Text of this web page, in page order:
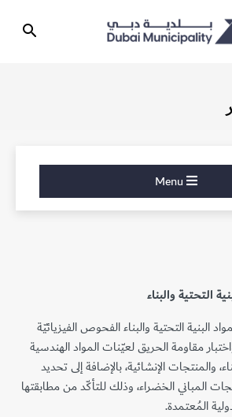
التحتية والبناء
البنية التحتية والبناء الفحوص الفيزيائيّة
مقاومة الحريق لعيّنات المواد الهندسية
والمنتجات الإنشائية، بالإضافة إلى تحديد
المباني الخضراء، وذلك للتأكّد من مطابقتها
المُعتمدة.